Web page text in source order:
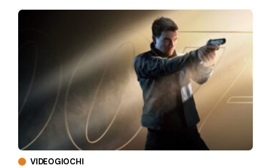
VIDEOGIOCHI